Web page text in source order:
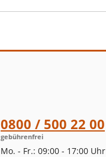
0800 / 500 22 00
gebührenfrei
Mo. - Fr.: 09:00 - 17:00 Uhr